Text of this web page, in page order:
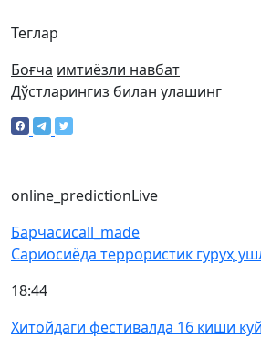
Теглар
Боғча имтиёзли навбат
Дўстларингиз билан улашинг
online_predictionLive
Барчасиcall_made
Сариосиёда террористик гуруҳ
18:44
Хитойдаги фестивалда 16 киши